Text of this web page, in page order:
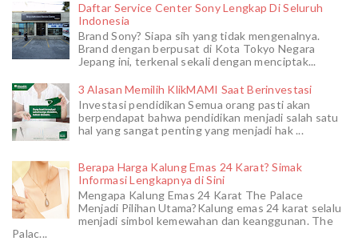
Daftar Service Center Sony Lengkap Di Seluruh
Indonesia
Brand Sony? Siapa sih yang tidak mengenalnya.
Brand dengan berpusat di Kota Tokyo Negara
Jepang ini, terkenal sekali dengan menciptak...
3 Alasan Memilih KlikMAMI Saat Berinvestasi
Investasi pendidikan Semua orang pasti akan
berpendapat bahwa pendidikan menjadi salah satu
hal yang sangat penting yang menjadi hak ...
Berapa Harga Kalung Emas 24 Karat? Simak
Informasi Lengkapnya di Sini
Mengapa Kalung Emas 24 Karat The Palace
Menjadi Pilihan Utama?Kalung emas 24 karat selalu
menjadi simbol kemewahan dan keanggunan. The
Palac...